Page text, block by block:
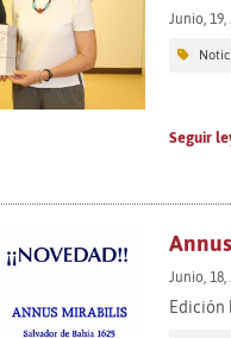
Junio, 19,
Seguir
Junio, 18,
Edición